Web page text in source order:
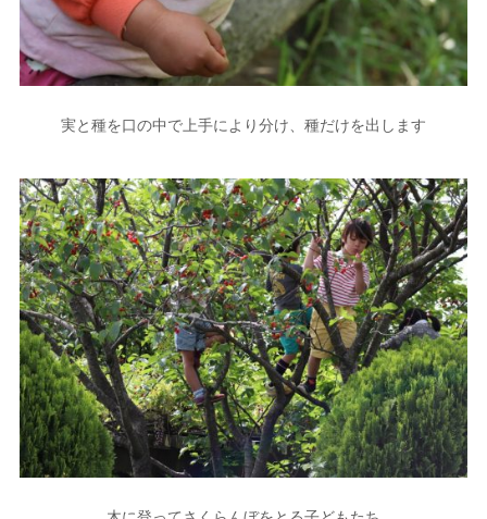
実と種を口の中で上手により分け、種だけを出します